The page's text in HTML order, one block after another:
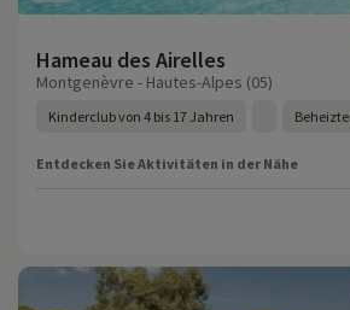
Hameau des Airelles
Montgenèvre - Hautes-Alpes (05)
Kinderclub von 4 bis 17 Jahren
Entdecken Sie Aktivitäten in der Nähe